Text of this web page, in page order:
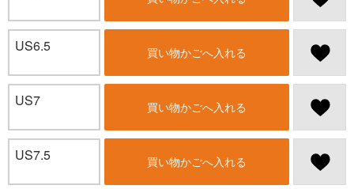
US6.5 買い物かごへ入れる
US7 買い物かごへ入れる
US7.5 買い物かごへ入れる